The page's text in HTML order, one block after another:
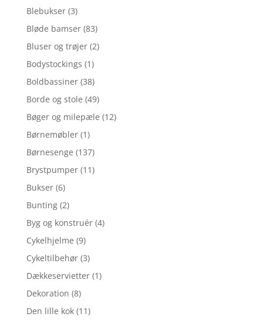
Blebukser (3)
Bløde bamser (83)
Bluser og trøjer (2)
Bodystockings (1)
Boldbassiner (38)
Borde og stole (49)
Bøger og milepæle (12)
Børnemøbler (1)
Børnesenge (137)
Brystpumper (11)
Bukser (6)
Bunting (2)
Byg og konstruér (4)
Cykelhjelme (9)
Cykeltilbehør (3)
Dækkeservietter (1)
Dekoration (8)
Den lille kok (11)